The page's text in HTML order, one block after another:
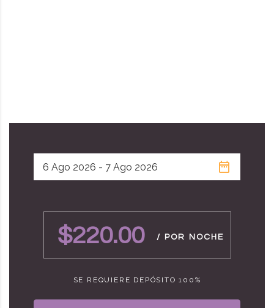
$220.00 / POR NOCHE
SE REQUIERE DEPÓSITO 100%